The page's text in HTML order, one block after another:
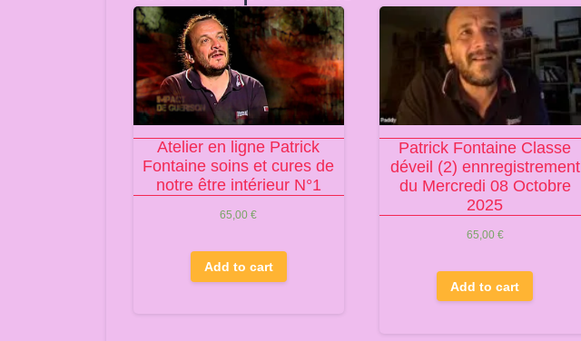
Atelier en ligne Patrick
Fontaine soins et cures de
notre être intérieur N°1
65,00€
Add to cart
Patrick Fontaine Classe
déveil (2) ennregistrement
du Mercredi 08 Octobre
2025
65,00 €
Add to cart